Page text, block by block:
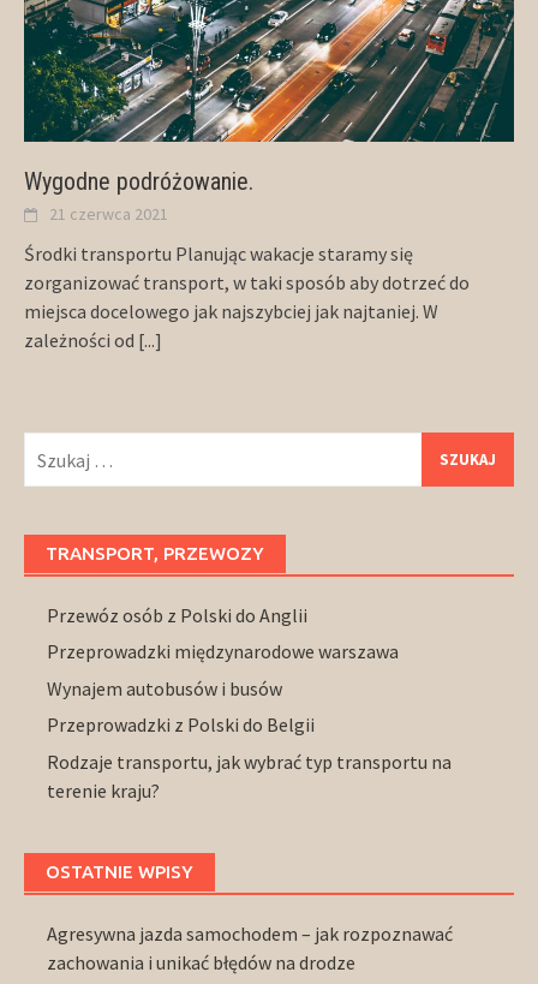
Wygodne podróżowanie.
21 czerwca 2021
Środki transportu Planując wakacje staramy się
zorganizować transport, w taki sposób aby dotrzeć do
miejsca docelowego jak najszybciej jak najtaniej. W
zależności od [...]
TRANSPORT, PRZEWOZY
Przewóz osób z Polski do Anglii
Przeprowadzki międzynarodowe warszawa
Wynajem autobusów i busów
Przeprowadzki z Polski do Belgii
Rodzaje transportu, jak wybrać typ transportu na
terenie kraju?
OSTATNIE WPISY
Agresywna jazda samochodem – jak rozpoznawać
zachowania i unikać błędów na drodze